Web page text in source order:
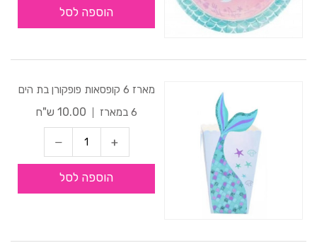
הוספה לסל
מארז 6 קופסאות פופקורן בת הים
6 במארז
10.00 ש"ח
הוספה לסל